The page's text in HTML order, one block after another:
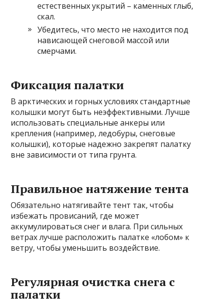
естественных укрытий – каменных глыб,
скал.
Убедитесь, что место не находится под
нависающей снеговой массой или
смерчами.
Фиксация палатки
В арктических и горных условиях стандартные
колышки могут быть неэффективными. Лучше
использовать специальные анкеры или
крепления (например, ледобуры, снеговые
колышки), которые надежно закрепят палатку
вне зависимости от типа грунта.
Правильное натяжение тента
Обязательно натягивайте тент так, чтобы
избежать провисаний, где может
аккумулироваться снег и влага. При сильных
ветрах лучше расположить палатке «лобом» к
ветру, чтобы уменьшить воздействие.
Регулярная очистка снега с
палатки